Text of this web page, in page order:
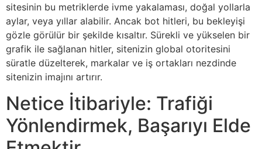
sitesinin bu metriklerde ivme yakalaması, doğal yollarla
aylar, veya yıllar alabilir. Ancak bot hitleri, bu bekleyişi
gözle görülür bir şekilde kısaltır. Sürekli ve yükselen bir
grafik ile sağlanan hitler, sitenizin global otoritesini
süratle düzelterek, markalar ve iş ortakları nezdinde
sitenizin imajını artırır.
Netice İtibariyle: Trafiği
Yönlendirmek, Başarıyı Elde